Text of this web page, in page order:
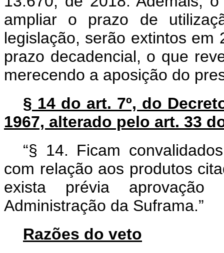
ampliar o prazo de
legislação, serão extintos em
prazo decadencial, o que
merecendo a aposição do
§ 14 do art. 7º, do
1967, alterado pelo art. 33
“§ 14. Ficam
com relação aos produtos
exista prévia
Administração da Suframa.”
Razões do veto